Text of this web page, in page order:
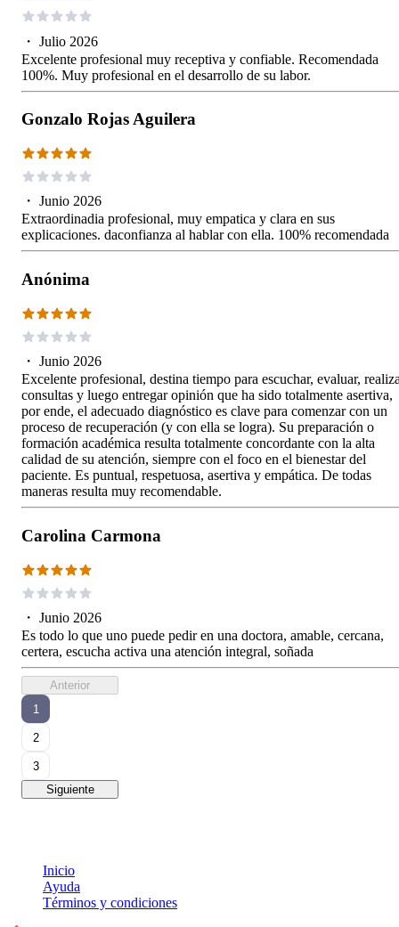
・ Julio 2026
Excelente profesional muy receptiva y confiable. Recomendada
100%. Muy profesional en el desarrollo de su labor.
Gonzalo Rojas Aguilera
・ Junio 2026
Extraordinadia profesional, muy empatica y clara en sus
explicaciones. daconfianza al hablar con ella. 100% recomendada
Anónima
・ Junio 2026
Excelente profesional, destina tiempo para escuchar, evaluar,
consultas y luego entregar opinión que ha sido totalmente asertiva,
por ende, el adecuado diagnóstico es clave para comenzar con un
proceso de recuperación (y con ella se logra). Su preparación o
formación académica resulta totalmente concordante con la alta
calidad de su atención, siempre con el foco en el bienestar del
paciente. Es puntual, respetuosa, asertiva y empática. De todas
maneras resulta muy recomendable.
Carolina Carmona
・ Junio 2026
Es todo lo que uno puede pedir en una doctora, amable, cercana,
certera, escucha activa una atención integral, soñada
Anterior
1
2
3
Siguiente
Inicio
Ayuda
Términos y condiciones